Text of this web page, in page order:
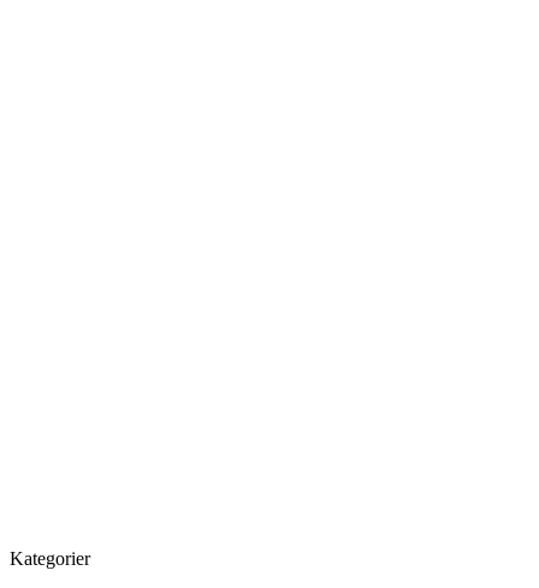
Kategorier